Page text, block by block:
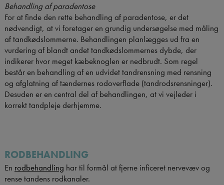
Behandling af paradentose
For at finde den rette behandling af paradentose, er det
nødvendigt, at vi foretager en grundig undersøgelse med måling
af tandkødslommerne. Behandlingen planlægges ud fra en
vurdering af blandt andet tandkødslommernes dybde, der
indikerer hvor meget kæbeknoglen er nedbrudt. Som regel
består en behandling af en udvidet tandrensning med rensning
og afglatning af tændernes rodoverflade (tandrodsrensninger).
Desuden er en central del af behandlingen, at vi vejleder i
korrekt tandpleje derhjemme.
RODBEHANDLING
En rodbehandling har til formål at fjerne inficeret nervevæv og
rense tandens rodkanaler.